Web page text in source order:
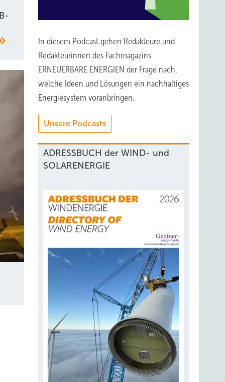
zu
In diesem Podcast gehen Redakteure und
Redakteurinnen des Fachmagazins
ERNEUERBARE ENERGIEN der Frage nach,
welche Ideen und Lösungen ein nachhaltiges
Energiesystem voranbringen.
Unsere Podcasts
ADRESSBUCH der WIND- und
SOLARENERGIE